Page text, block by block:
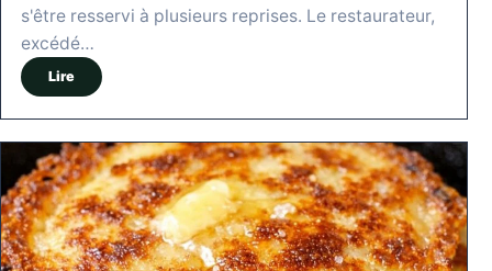
s'être resservi à plusieurs reprises. Le restaurateur,
excédé…
Lire